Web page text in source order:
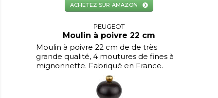
ACHETEZ SUR AMAZON
PEUGEOT
Moulin à poivre 22 cm
Moulin à poivre 22 cm de de très
grande qualité, 4 moutures de fines à
mignonnette. Fabriqué en France.